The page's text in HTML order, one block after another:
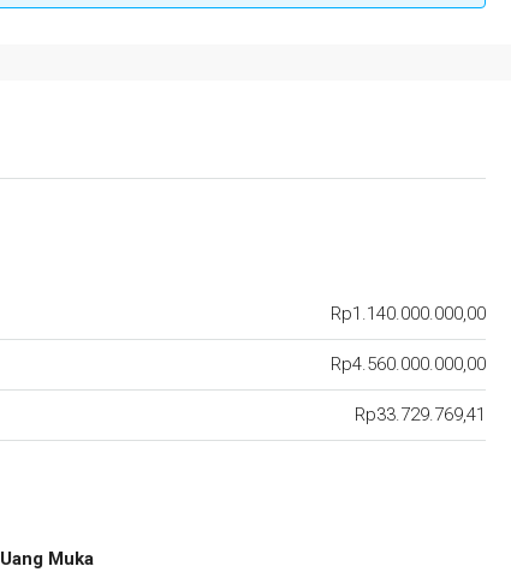
Rp1.140.000.000,00
Rp4.560.000.000,00
Rp33.729.769,41
Uang Muka